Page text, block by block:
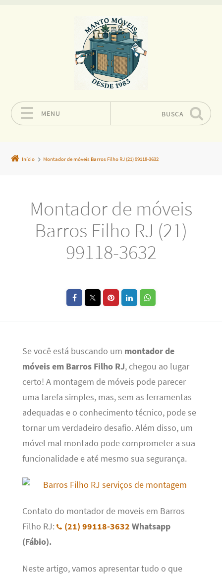
MENU BUSCA
Início Montador de móveis Barros Filho RJ (21) 99118-3632
Montador de móveis
Barros Filho RJ (21)
99118-3632
Se você está buscando um montador de
móveis em Barros Filho RJ, chegou ao lugar
certo! A montagem de móveis pode parecer
uma tarefa simples, mas, sem as ferramentas
adequadas e o conhecimento técnico, pode se
tornar um verdadeiro desafio. Além disso, um
móvel mal montado pode comprometer a sua
funcionalidade e até mesmo sua segurança.
Contato do montador de moveis em Barros
Filho RJ:
(21) 99118-3632 Whatsapp
(Fábio).
Neste artigo, vamos apresentar tudo o que